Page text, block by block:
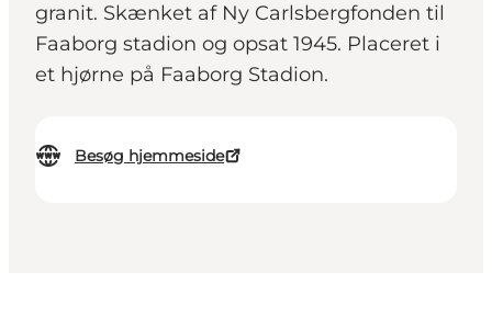
granit. Skænket af Ny Carlsbergfonden til
Faaborg stadion og opsat 1945. Placeret i
et hjørne på Faaborg Stadion.
Besøg hjemmeside